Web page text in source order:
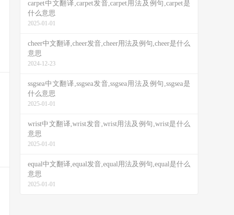
carpet中文翻译,carpet发音,carpet用法及例句,carpet是
什么意思
2025-01-01
cheer中文翻译,cheer发音,cheer用法及例句,cheer是什么
意思
2024-12-23
ssgsea中文翻译,ssgsea发音,ssgsea用法及例句,ssgsea是
什么意思
2025-01-01
wrist中文翻译,wrist发音,wrist用法及例句,wrist是什么
意思
2025-01-01
equal中文翻译,equal发音,equal用法及例句,equal是什么
意思
2025-01-01